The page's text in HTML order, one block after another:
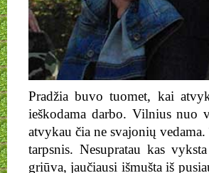
Pradžia buvo tuomet, kai
ieškodama darbo. Vilnius nuo
atvykau čia ne svajonių
tarpsnis. Nesupratau kas
griūva, jaučiausi išmušta iš